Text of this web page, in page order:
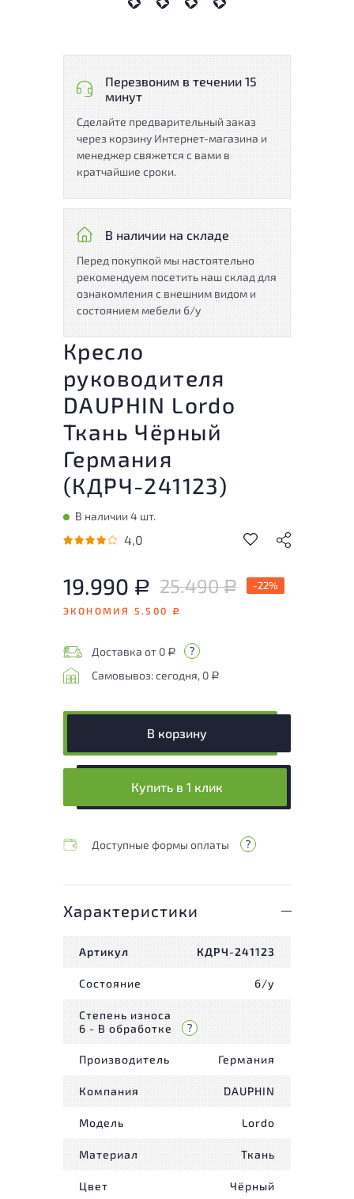
Перезвоним в течении 15
минут
Сделайте предварительный заказ
через корзину Интернет-магазина и
менеджер свяжется с вами в
кратчайшие сроки.
В наличии на складе
Перед покупкой мы настоятельно
рекомендуем посетить наш склад для
ознакомления с внешним видом и
состоянием мебели б/у
Кресло
руководителя
DAUPHIN Lordo
Ткань Чёрный
Германия
(КДРЧ-241123)
В наличии 4 шт.
4,0
19.990 Р 25.490Р -22%
ЭКОНОМИЯ 5.500 Р
Доставка от 0 Р
Самовывоз: сегодня, 0 Р
В корзину
Купить в 1 клик
Доступные формы оплаты
Характеристики
Артикул КДРЧ-241123
Состояние б/у
Степень износа
6 - В обработке
Производитель Германия
Компания DAUPHIN
Модель Lordo
Материал Ткань
Цвет Чёрный